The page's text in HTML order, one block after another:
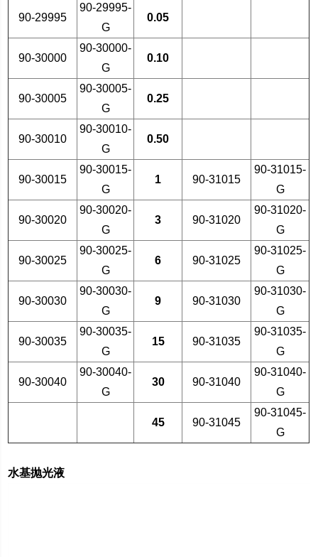
90-29995
90-29995-
G
0.05
90-30000
90-30000-
G
0.10
90-30005
90-30005-
G
0.25
90-30010
90-30010-
G
0.50
90-30015
90-30015-
G
1 90-31015
90-31015-
G
90-30020
90-30020-
G
3 90-31020
90-31020-
G
90-30025
90-30025-
G
6 90-31025
90-31025-
G
90-30030
90-30030-
G
9 90-31030
90-31030-
G
90-30035
90-30035-
G
15 90-31035
90-31035-
G
90-30040
90-30040-
G
30 90-31040
90-31040-
G
45 90-31045
90-31045-
G
水基抛光液